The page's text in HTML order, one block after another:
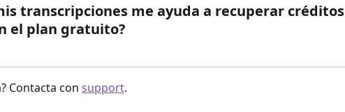
transcripciones me ayuda a recuperar créditos
el plan gratuito?
Contacta con support.